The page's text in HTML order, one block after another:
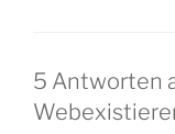
5 Antworten